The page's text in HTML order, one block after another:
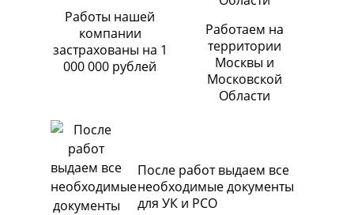
Работы нашей
компании
застрахованы на 1
000 000 рублей
Работаем на
территории
Москвы и
Московской
Области
После работ выдаем все
необходимые документы
для УК и РСО